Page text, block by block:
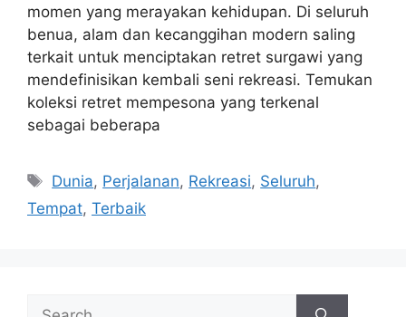
momen yang merayakan kehidupan. Di seluruh
benua, alam dan kecanggihan modern saling
terkait untuk menciptakan retret surgawi yang
mendefinisikan kembali seni rekreasi. Temukan
koleksi retret mempesona yang terkenal
sebagai beberapa
Tags
Dunia, Perjalanan, Rekreasi, Seluruh,
Tempat, Terbaik
Search